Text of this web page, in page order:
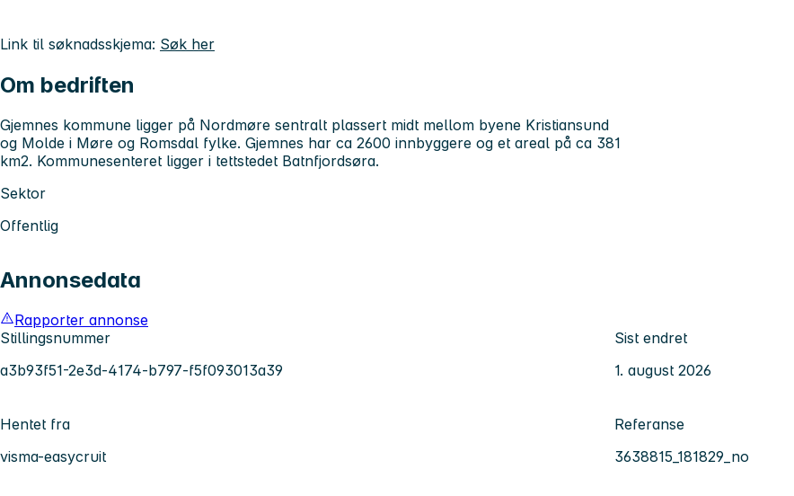
Link til søknadsskjema: Søk her
Om bedriften
Gjemnes kommune ligger på Nordmøre sentralt plassert midt mellom byene Kristiansund
og Molde i Møre og Romsdal fylke. Gjemnes har ca 2600 innbyggere og et areal på ca 381
km2. Kommunesenteret ligger i tettstedet Batnfjordsøra.
Sektor
Offentlig
Annonsedata
Rapporter annonse
Stillingsnummer
a3b93f51-2e3d-4174-b797-f5f093013a39
Sist endret
1. august 2026
Hentet fra
visma-easycruit
Referanse
3638815_181829_no